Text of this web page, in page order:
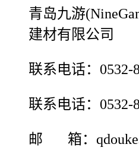
青岛九游
建材有限公司
联系电话：0532-
联系电话：0532-
邮 箱：